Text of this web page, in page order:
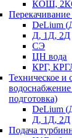
КОШ,
DeLium
Д, 1Д, 2Д
СЭ
ЦН вода
КРГ,
Техническое и
водоснабжение
подготовка)
DeLium
Д, 1Д, 2Д
Подача